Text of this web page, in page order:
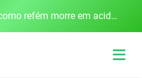
Empresário mantido como refém morre em acidente após assalto em Cerro Largo